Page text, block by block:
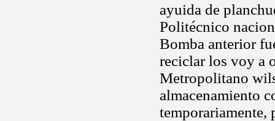
ayuida de
Politécnico
Bomba anterior
reciclar los voy a
Metropolitano
almacenamiento
temporariamente,